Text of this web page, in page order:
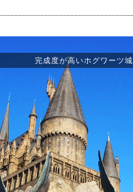
完成度が高いホグワーツ城